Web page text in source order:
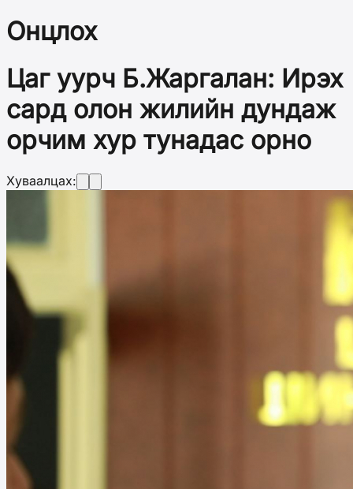
Онцлох
Цаг уурч Б.Жаргалан: Ирэх
сард олон жилийн дундаж
орчим хур тунадас орно
Хуваалцах: